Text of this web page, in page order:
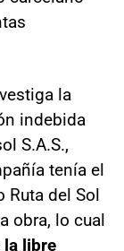
la
indebida
S.A.S.,
tenía el
Ruta del Sol
obra, lo cual
la libre